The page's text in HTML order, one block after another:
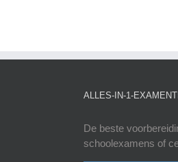
ALLES-IN-1-
De beste
schoolexamens of